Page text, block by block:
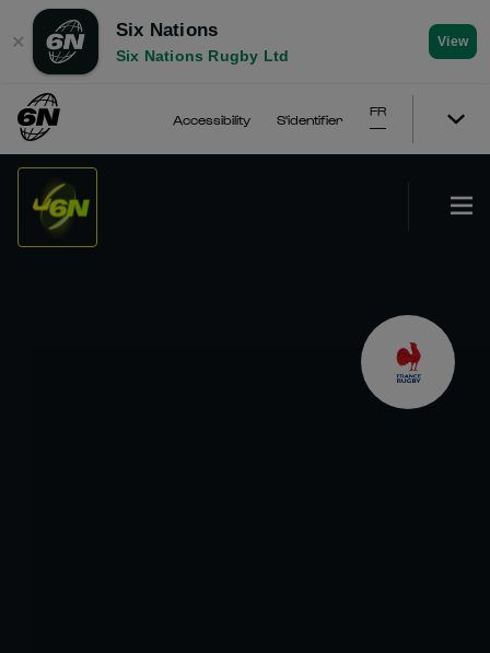
✕
Six Nations
Six Nations Rugby Ltd
View
Accessibility S'identifier
FR